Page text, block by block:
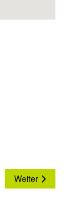
Nächster
Weiter